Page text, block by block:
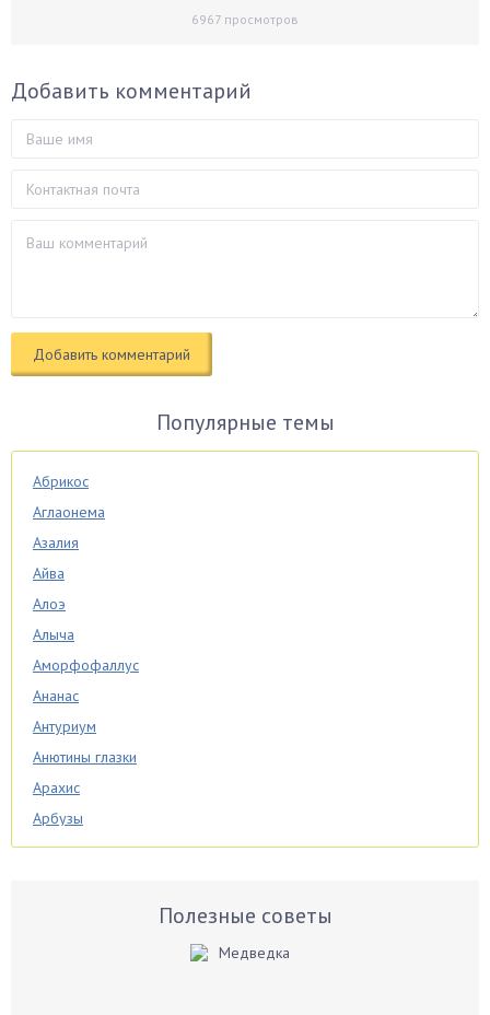
6967 просмотров
Добавить комментарий
Популярные темы
Абрикос
Аглаонема
Азалия
Айва
Алоэ
Алыча
Аморфофаллус
Ананас
Антуриум
Анютины глазки
Арахис
Арбузы
Аспарагус
Полезные советы